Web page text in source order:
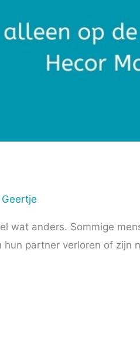
Geertje
wat anders. Sommige
partner verloren of zijn